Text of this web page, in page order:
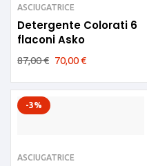
ASCIUGATRICE
Detergente Colorati 6
flaconi Asko
87,00€ 70,00€
-3%
ASCIUGATRICE